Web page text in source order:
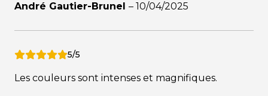
André Gautier-Brunel – 10/04/2025
5/5
Les couleurs sont intenses et magnifiques.